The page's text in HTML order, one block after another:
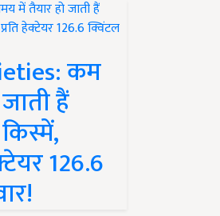
कम
हैं
126.6